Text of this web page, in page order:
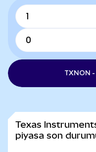
TXNON -
Texas
piyasa son